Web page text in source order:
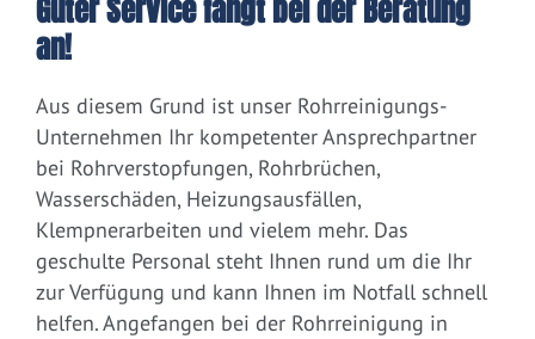
Guter Service fängt bei der Beratung
an!
Aus diesem Grund ist unser Rohrreinigungs-
Unternehmen Ihr kompetenter Ansprechpartner
bei Rohrverstopfungen, Rohrbrüchen,
Wasserschäden, Heizungsausfällen,
Klempnerarbeiten und vielem mehr. Das
geschulte Personal steht Ihnen rund um die Ihr
zur Verfügung und kann Ihnen im Notfall schnell
helfen. Angefangen bei der Rohrreinigung in